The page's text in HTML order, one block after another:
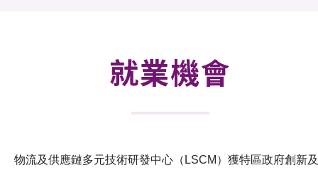
項目及資助計劃
就業機會
物流及供應鏈多元技術研發中心（LSCM）獲特區政府創新及